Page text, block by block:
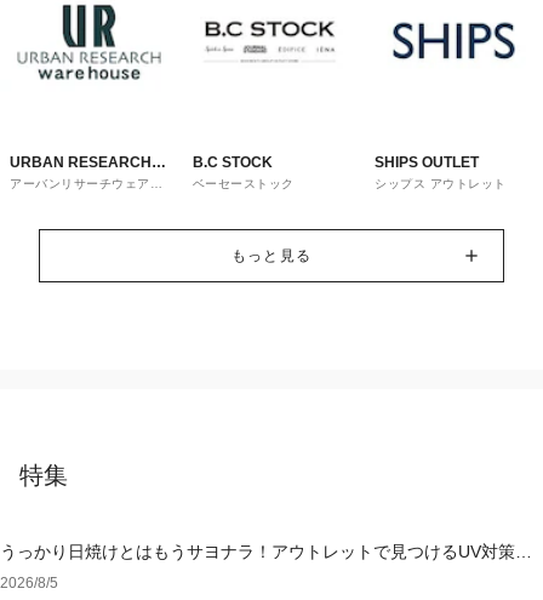
URBAN RESEARCH
ware house
アーバンリサーチウェアハ
B.C STOCK
ベーセーストック
SHIPS OUTLET
シップス アウトレット
もっと見る
特集
うっかり日焼けとはもうサヨナラ！アウトレットで見つけるUV対策ウ
ェア
2026/8/5